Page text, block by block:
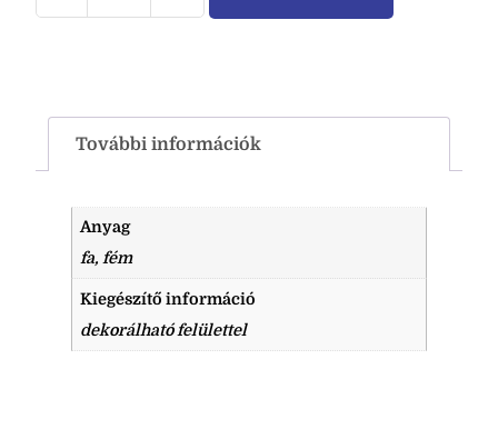
További információk
Anyag
fa, fém
Kiegészítő információ
dekorálható felülettel